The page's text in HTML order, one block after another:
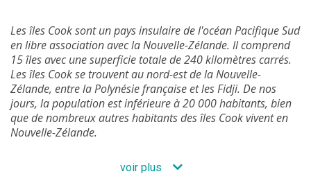
Les îles Cook sont un pays insulaire de l'océan Pacifique Sud
en libre association avec la Nouvelle-Zélande. Il comprend
15 îles avec une superficie totale de 240 kilomètres carrés.
Les îles Cook se trouvent au nord-est de la Nouvelle-
Zélande, entre la Polynésie française et les Fidji. De nos
jours, la population est inférieure à 20 000 habitants, bien
que de nombreux autres habitants des îles Cook vivent en
Nouvelle-Zélande.
voir plus